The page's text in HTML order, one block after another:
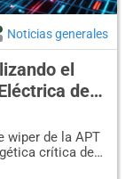
Noticias generales
el
de
wiper de la APT
crítica de